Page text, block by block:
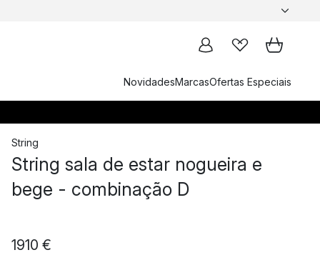
NovidadesMarcasOfertas Especiais
String
String sala de estar nogueira e
bege - combinação D
1910 €